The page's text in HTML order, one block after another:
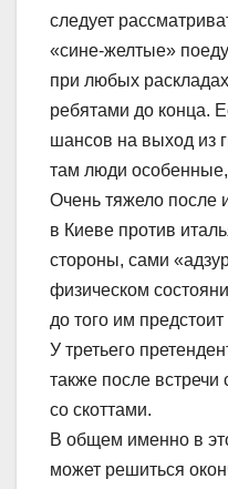
следует
«сине-желтые»
при любых
ребятами до конца.
шансов на выход из
там люди
Очень тяжело после
в Киеве против
стороны, сами
физическом
до того им
У третьего
также после
со скоттами.
В общем именно в
может решиться